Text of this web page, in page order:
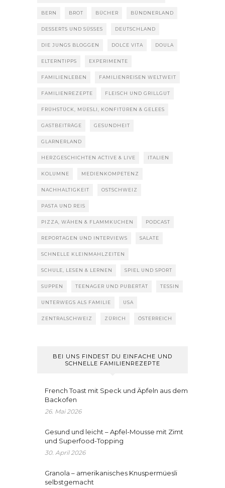
BERN BROT BÜCHER BÜNDNERLAND
DESSERTS UND SÜSSES DEUTSCHLAND
DIE JUNGS BLOGGEN DOLCE VITA DOULA
ELTERNTIPPS EXPERIMENTE
FAMILIENLEBEN FAMILIENREISEN WELTWEIT
FAMILIENREZEPTE FLEISCH UND GRILLGUT
FRÜHSTÜCK, MÜESLI, KONFITÜREN & GELEES
GASTBEITRÄGE GESUNDHEIT
GLARNERLAND
HERZGESCHICHTEN ACTIVE & LIVE ITALIEN
KOLUMNE MEDIENKOMPETENZ
NACHHALTIGKEIT OSTSCHWEIZ
PASTA UND REIS
PIZZA, WÄHEN & FLAMMKUCHEN PODCAST
REPORTAGEN UND INTERVIEWS SALATE
SCHNELLE KLEINMAHLZEITEN
SCHULE, LESEN & LERNEN SPIEL UND SPORT
SUPPEN TEENAGER UND PUBERTÄT TESSIN
UNTERWEGS ALS FAMILIE USA
ZENTRALSCHWEIZ ZÜRICH ÖSTERREICH
BEI UNS FINDEST DU EINFACHE UND
SCHNELLE FAMILIENREZEPTE
French Toast mit Speck und Äpfeln aus dem
Backofen
26. Mai 2026
Gesund und leicht – Apfel-Mousse mit Zimt
und Superfood-Topping
30. April 2026
Granola – amerikanisches Knuspermüesli
selbstgemacht